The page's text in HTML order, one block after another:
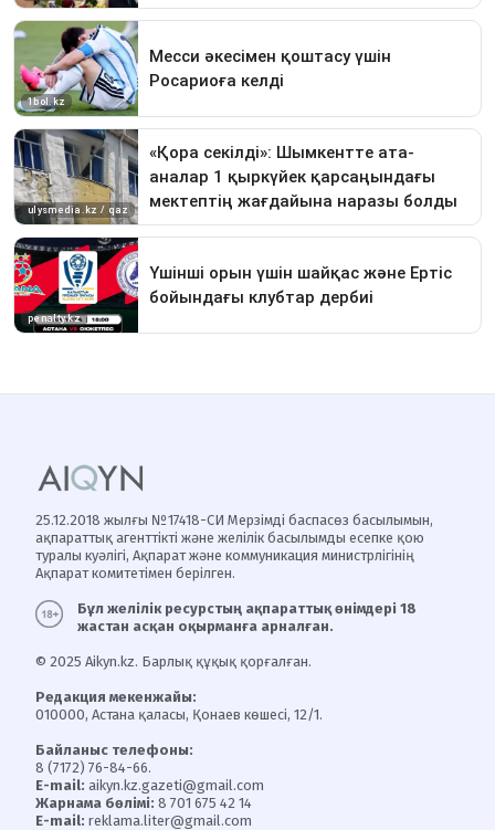
25.12.2018 жылғы №17418-СИ Мерзімді баспасөз басылымын,
ақпараттық агенттікті және желілік басылымды есепке қою
туралы куәлігі, Ақпарат және коммуникация министрлігінің
Ақпарат комитетімен берілген.
Бұл желілік ресурстың ақпараттық өнімдері 18
жастан асқан оқырманға арналған.
© 2025 Aikyn.kz. Барлық құқық қорғалған.
Редакция мекенжайы:
010000, Астана қаласы, Қонаев көшесі, 12/1.
Байланыс телефоны:
8 (7172) 76-84-66.
E-mail: aikyn.kz.gazeti@gmail.com
Жарнама бөлімі: 8 701 675 42 14
E-mail: reklama.liter@gmail.com